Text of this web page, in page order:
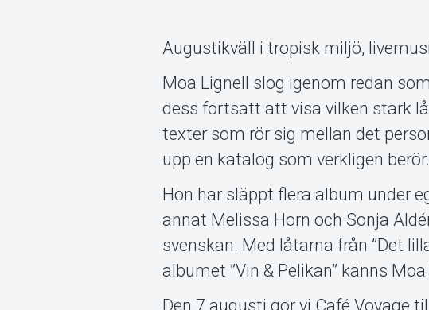
Augustikväll i tropisk miljö,
Moa Lignell slog igenom redan
dess fortsatt att visa vilken stark
texter som rör sig mellan det
upp en katalog som verkligen berör.
Hon har släppt flera album under
annat Melissa Horn och Sonja
svenskan. Med låtarna från ”Det
albumet ”Vin & Pelikan” känns
Den 7 augusti gör vi Café Voyage